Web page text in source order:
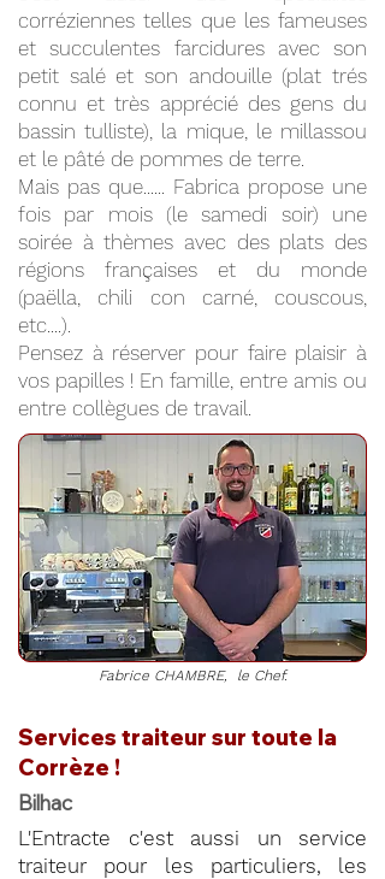
corréziennes telles que les fameuses
et succulentes farcidures avec son
petit salé et son andouille (plat trés
connu et très apprécié des gens du
bassin tulliste), la mique, le millassou
et le pâté de pommes de terre.
Mais pas que...... Fabrica propose une
fois par mois (le samedi soir) une
soirée à thèmes avec des plats des
régions françaises et du monde
(paëlla, chili con carné, couscous,
etc....).
Pensez à réserver pour faire plaisir à
vos papilles ! En famille, entre amis ou
entre collègues de travail.
Fabrice CHAMBRE, le Chef.
Services traiteur sur toute la
Corrèze !
Bilhac
L'Entracte c'est aussi un service
traiteur pour les particuliers, les